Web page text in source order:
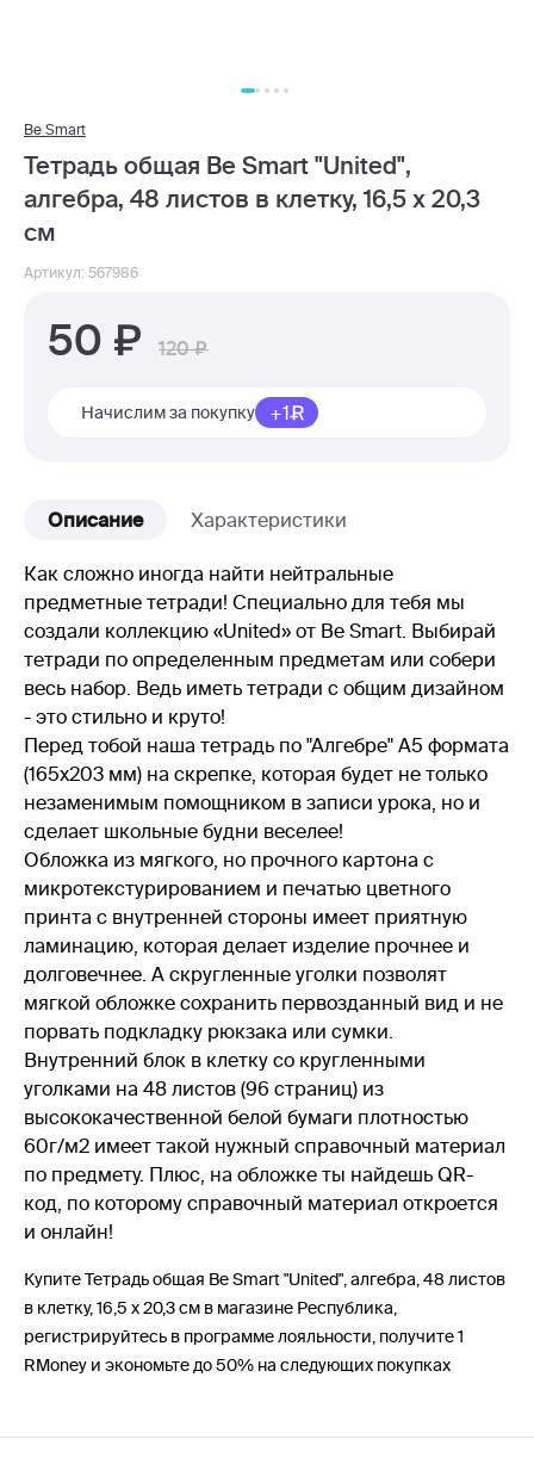
Be Smart
Тетрадь общая Be Smart "United",
алгебра, 48 листов в клетку, 16,5 х 20,3
см
Артикул: 567986
50 120
Начислим за покупку +1
Описание Характеристики
Как сложно иногда найти нейтральные
предметные тетради! Специально для тебя мы
создали коллекцию «United» от Be Smart. Выбирай
тетради по определенным предметам или собери
весь набор. Ведь иметь тетради с общим дизайном
- это стильно и круто!
Перед тобой наша тетрадь по "Алгебре" А5 формата
(165х203 мм) на скрепке, которая будет не только
незаменимым помощником в записи урока, но и
сделает школьные будни веселее!
Обложка из мягкого, но прочного картона с
микротекстурированием и печатью цветного
принта с внутренней стороны имеет приятную
ламинацию, которая делает изделие прочнее и
долговечнее. А скругленные уголки позволят
мягкой обложке сохранить первозданный вид и не
порвать подкладку рюкзака или сумки.
Внутренний блок в клетку со кругленными
уголками на 48 листов (96 страниц) из
высококачественной белой бумаги плотностью
60г/м2 имеет такой нужный справочный материал
по предмету. Плюс, на обложке ты найдешь QR-
код, по которому справочный материал откроется
и онлайн!
Купите Тетрадь общая Be Smart "United", алгебра, 48 листов
в клетку, 16,5 х 20,3 см в магазине Республика,
регистрируйтесь в программе лояльности, получите 1
RMoney и экономьте до 50% на следующих покупках